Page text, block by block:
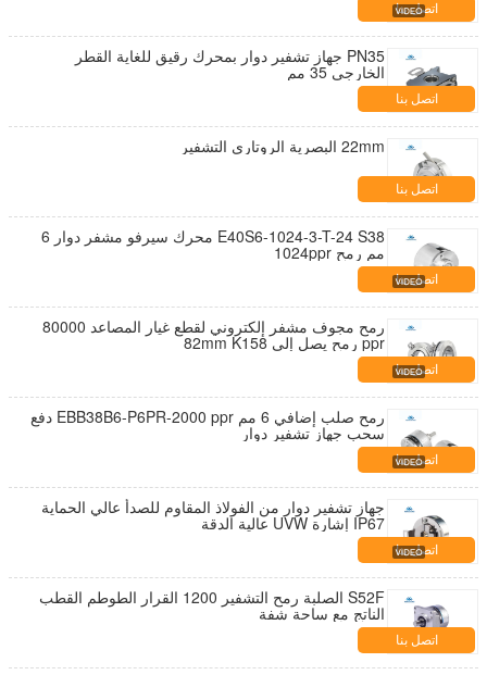
اتصل بنا
PN35 جهاز تشفير دوار بمحرك رقيق للغاية القطر
الخارجي 35 مم
اتصل بنا
22mm البصرية الروتاري التشفير
اتصل بنا
E40S6-1024-3-T-24 S38 محرك سيرفو مشفر دوار 6
مم رمح 1024ppr
اتصل بنا
رمح مجوف مشفر إلكتروني لقطع غيار المصاعد 80000
ppr رمح يصل إلى 82mm K158
اتصل بنا
رمح صلب إضافي 6 مم EBB38B6-P6PR-2000 ppr دفع
سحب جهاز تشفير دوار
اتصل بنا
جهاز تشفير دوار من الفولاذ المقاوم للصدأ عالي الحماية
IP67 إشارة UVW عالية الدقة
اتصل بنا
S52F الصلبة رمح التشفير 1200 القرار الطوطم القطب
الناتج مع ساحة شفة
اتصل بنا